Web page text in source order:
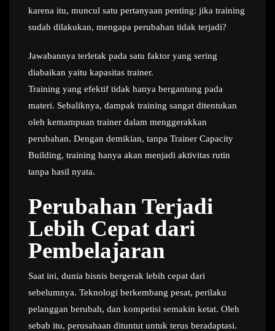
karena itu, muncul satu pertanyaan penting: jika training
sudah dilakukan, mengapa perubahan tidak terjadi?
Jawabannya terletak pada satu faktor yang sering
diabaikan yaitu kapasitas trainer.
Training yang efektif tidak hanya bergantung pada
materi. Sebaliknya, dampak training sangat ditentukan
oleh kemampuan trainer dalam menggerakkan
perubahan. Dengan demikian, tanpa Trainer Capacity
Building, training hanya akan menjadi aktivitas rutin
tanpa hasil nyata.
Perubahan Terjadi
Lebih Cepat dari
Pembelajaran
Saat ini, dunia bisnis bergerak lebih cepat dari
sebelumnya. Teknologi berkembang pesat, perilaku
pelanggan berubah, dan kompetisi semakin ketat. Oleh
sebab itu, perusahaan dituntut untuk terus beradaptasi.